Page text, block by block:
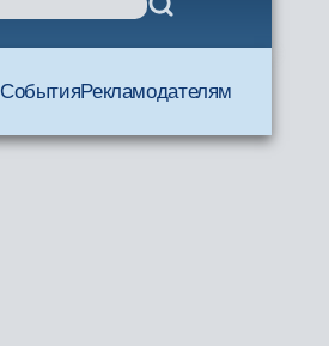
СобытияРекламодателям